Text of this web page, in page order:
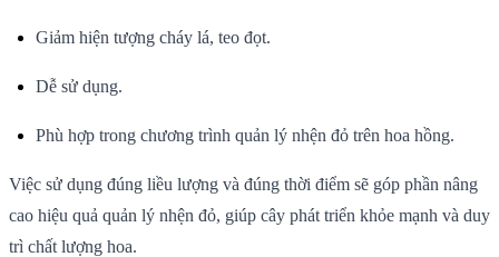
Giảm hiện tượng cháy lá, teo đọt.
Dễ sử dụng.
Phù hợp trong chương trình quản lý nhện đỏ trên hoa hồng.
Việc sử dụng đúng liều lượng và đúng thời điểm sẽ góp phần nâng
cao hiệu quả quản lý nhện đỏ, giúp cây phát triển khỏe mạnh và duy
trì chất lượng hoa.